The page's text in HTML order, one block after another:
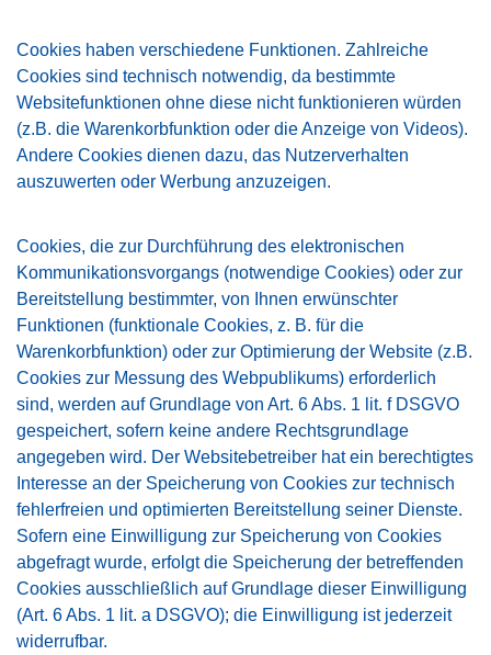
Cookies haben verschiedene Funktionen. Zahlreiche
Cookies sind technisch notwendig, da bestimmte
Websitefunktionen ohne diese nicht funktionieren würden
(z.B. die Warenkorbfunktion oder die Anzeige von Videos).
Andere Cookies dienen dazu, das Nutzerverhalten
auszuwerten oder Werbung anzuzeigen.
Cookies, die zur Durchführung des elektronischen
Kommunikationsvorgangs (notwendige Cookies) oder zur
Bereitstellung bestimmter, von Ihnen erwünschter
Funktionen (funktionale Cookies, z. B. für die
Warenkorbfunktion) oder zur Optimierung der Website (z.B.
Cookies zur Messung des Webpublikums) erforderlich
sind, werden auf Grundlage von Art. 6 Abs. 1 lit. f DSGVO
gespeichert, sofern keine andere Rechtsgrundlage
angegeben wird. Der Websitebetreiber hat ein berechtigtes
Interesse an der Speicherung von Cookies zur technisch
fehlerfreien und optimierten Bereitstellung seiner Dienste.
Sofern eine Einwilligung zur Speicherung von Cookies
abgefragt wurde, erfolgt die Speicherung der betreffenden
Cookies ausschließlich auf Grundlage dieser Einwilligung
(Art. 6 Abs. 1 lit. a DSGVO); die Einwilligung ist jederzeit
widerrufbar.